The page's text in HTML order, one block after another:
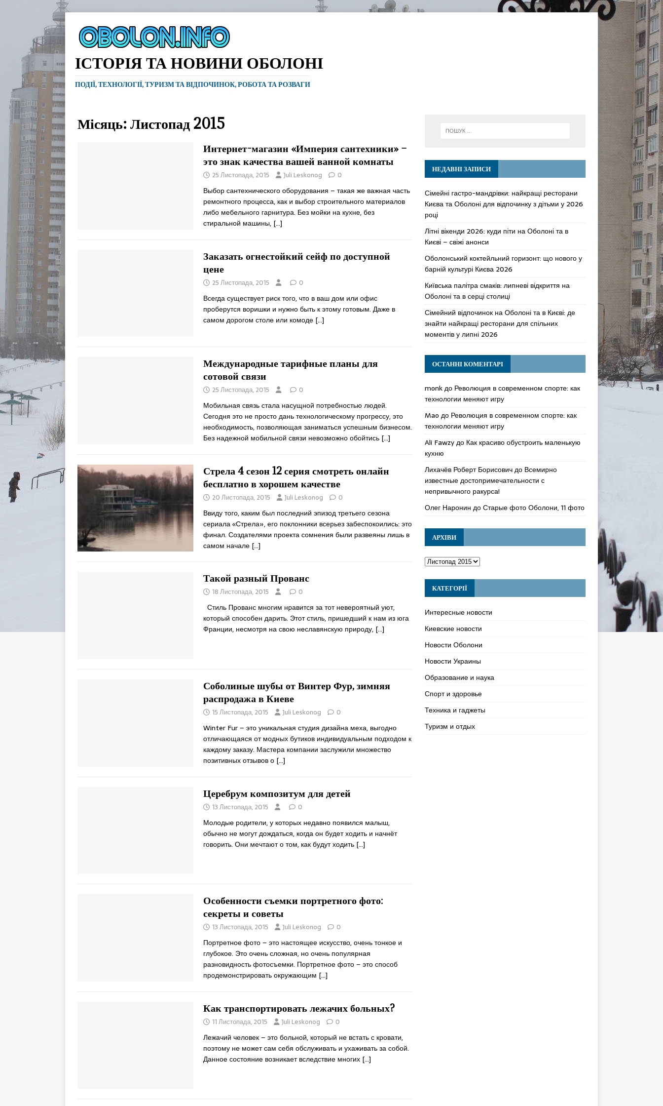
ІСТОРІЯ ТА НОВИНИ ОБОЛОНІ
ПОДІЇ, ТЕХНОЛОГІЇ, ТУРИЗМ ТА ВІДПОЧИНОК, РОБОТА ТА РОЗВАГИ
Місяць:Листопад 2015
Интернет-магазин «Империя сантехники» –
это знак качества вашей ванной комнаты
25 Листопада, 2015 Juli Leskonog 0
Выбор сантехнического оборудования – такая же важная часть
ремонтного процесса, как и выбор строительного материалов
либо мебельного гарнитура. Без мойки на кухне, без
стиральной машины, […]
Заказать огнестойкий сейф по доступной
цене
25 Листопада, 2015 0
Всегда существует риск того, что в ваш дом или офис
проберутся воришки и нужно быть к этому готовым. Даже в
самом дорогом столе или комоде […]
Международные тарифные планы для
сотовой связи
25 Листопада, 2015 0
Мобильная связь стала насущной потребностью людей.
Сегодня это не просто дань технологическому прогрессу, это
необходимость, позволяющая заниматься успешным бизнесом.
Без надежной мобильной связи невозможно обойтись […]
Стрела 4 сезон 12 серия смотреть онлайн
бесплатно в хорошем качестве
20 Листопада, 2015 Juli Leskonog 0
Ввиду того, каким был последний эпизод третьего сезона
сериала «Стрела», его поклонники всерьез забеспокоились: это
финал. Создателями проекта сомнения были развеяны лишь в
самом начале […]
Такой разный Прованс
18 Листопада, 2015 0
Стиль Прованс многим нравится за тот невероятный уют,
который способен дарить. Этот стиль, пришедший к нам из юга
Франции, несмотря на свою неславянскую природу, […]
Соболиные шубы от Винтер Фур, зимняя
распродажа в Киеве
15 Листопада, 2015 Juli Leskonog 0
Winter Fur – это уникальная студия дизайна меха, выгодно
отличающаяся от модных бутиков индивидуальным подходом к
каждому заказу. Мастера компании заслужили множество
позитивных отзывов о […]
Церебрум композитум для детей
13 Листопада, 2015 0
Молодые родители, у которых недавно появился малыш,
обычно не могут дождаться, когда он будет ходить и начнёт
говорить. Они мечтают о том, как будут ходить […]
Особенности съемки портретного фото:
секреты и советы
13 Листопада, 2015 Juli Leskonog 0
Портретное фото – это настоящее искусство, очень тонкое и
глубокое. Это очень сложная, но очень популярная
разновидность фотосъемки. Портретное фото – это способ
продемонстрировать окружающим […]
Как транспортировать лежачих больных?
11 Листопада, 2015 Juli Leskonog 0
Лежачий человек – это больной, который не встать с кровати,
поэтому не может сам себя обслуживать и ухаживать за собой.
Данное состояние возникает вследствие многих […]
НЕДАВНІ ЗАПИСИ
Сімейні гастро-мандрівки: найкращі ресторани
Києва та Оболоні для відпочинку з дітьми у 2026
році
Літні вікенди 2026: куди піти на Оболоні та в
Києві – свіжі анонси
Оболонський коктейльний горизонт: що нового у
барній культурі Києва 2026
Київська палітра смаків: липневі відкриття на
Оболоні та в серці столиці
Сімейний відпочинок на Оболоні та в Києві: де
знайти найкращі ресторани для спільних
моментів у липні 2026
ОСТАННІ КОМЕНТАРІ
monkдо Революция в современном спорте: как
технологии меняют игру
Mao до Революция в современном спорте: как
технологии меняют игру
Ali Fawzyдо Как красиво обустроить маленькую
кухню
Лихачёв Роберт Борисовичдо Всемирно
известные достопримечательности с
непривычного ракурса!
Олег Наронин доСтарые фото Оболони, 11 фото
АРХІВИ
КАТЕГОРІЇ
Интересные новости
Киевские новости
Новости Оболони
Новости Украины
Образование и наука
Спорт и здоровье
Техника и гаджеты
Туризм и отдых